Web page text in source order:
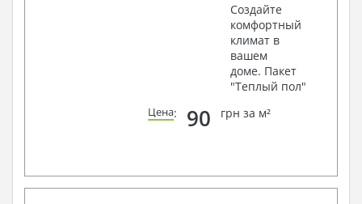
Создайте
комфортный
климат в
вашем
доме. Пакет
"Теплый пол"
Цена: 90 грн за м²